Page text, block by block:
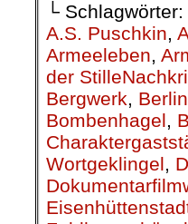
└ Schlagwörter:
A.S. Puschkin,
Armeeleben,
der
Bergwerk, Berlin
Bombenhagel,
Wortgeklingel,